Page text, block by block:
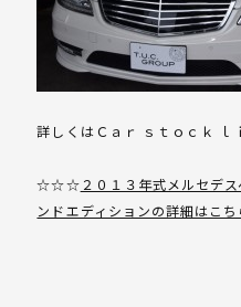
詳しくはＣａｒ ｓｔｏｃｋ ｌ
☆☆☆ ２０１３年式メルセデ
ンドエディションの詳細はこ